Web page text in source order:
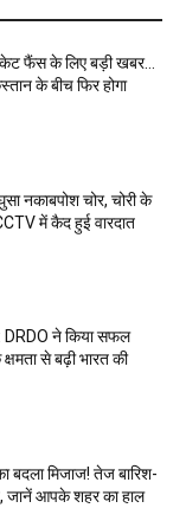
फैंस के लिए बड़ी खबर…
के बीच फिर होगा
नकाबपोश चोर, चोरी के
में कैद हुई वारदात
DRDO ने किया सफल
से बढ़ी भारत की
मिजाज! तेज बारिश-
जानें आपके शहर का हाल